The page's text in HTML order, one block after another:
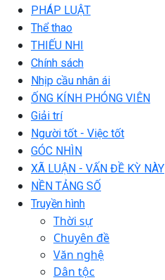
PHÁP LUẬT
Thể thao
THIẾU NHI
Chính sách
Nhịp cầu nhân ái
ỐNG KÍNH PHÓNG VIÊN
Giải trí
Người tốt - Việc tốt
GÓC NHÌN
XÃ LUẬN - VẤN ĐỀ KỲ NÀY
NỀN TẢNG SỐ
Truyền hình
Thời sự
Chuyên đề
Văn nghệ
Dân tộc